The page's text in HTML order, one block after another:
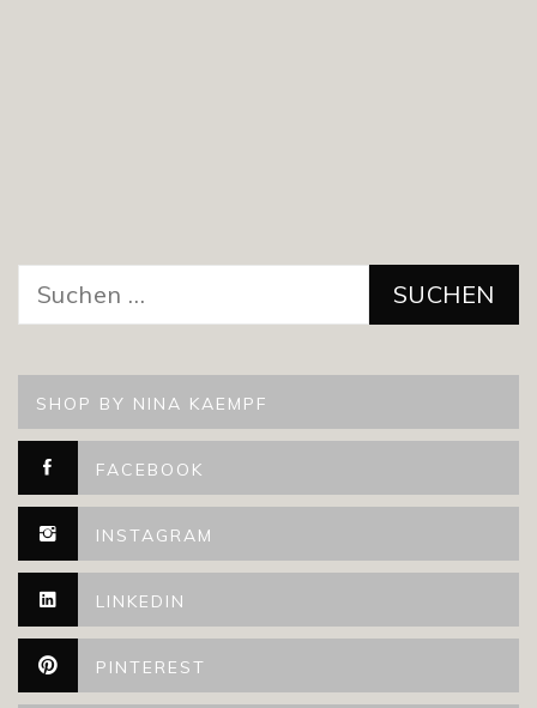
nach:
SHOP BY NINA KAEMPF
FACEBOOK
INSTAGRAM
LINKEDIN
PINTEREST